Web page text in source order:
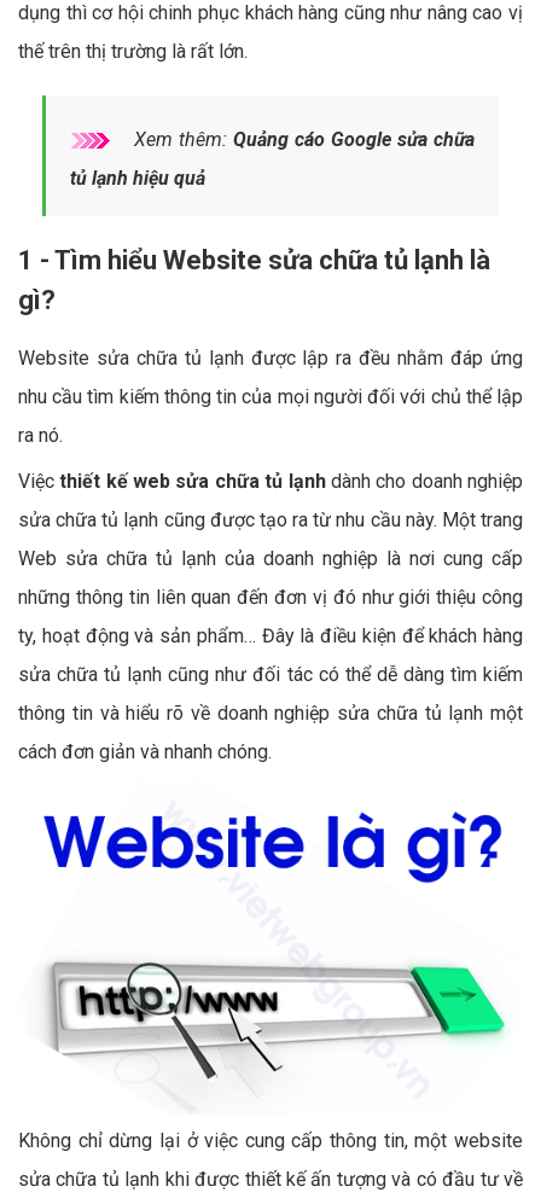
dụng thì cơ hội chinh phục khách hàng cũng như nâng cao vị
thế trên thị trường là rất lớn.
Xem thêm: Quảng cáo Google sửa chữa
tủ lạnh hiệu quả
1 - Tìm hiểu Website sửa chữa tủ lạnh là
gì?
Website sửa chữa tủ lạnh được lập ra đều nhằm đáp ứng
nhu cầu tìm kiếm thông tin của mọi người đối với chủ thể lập
ra nó.
Việcthiết kế web sửa chữa tủ lạnhdành cho doanh nghiệp
sửa chữa tủ lạnh cũng được tạo ra từ nhu cầu này. Một trang
Web sửa chữa tủ lạnh của doanh nghiệp là nơi cung cấp
những thông tin liên quan đến đơn vị đó như giới thiệu công
ty, hoạt động và sản phẩm… Đây là điều kiện để khách hàng
sửa chữa tủ lạnh cũng như đối tác có thể dễ dàng tìm kiếm
thông tin và hiểu rõ về doanh nghiệp sửa chữa tủ lạnh một
cách đơn giản và nhanh chóng.
Không chỉ dừng lại ở việc cung cấp thông tin, một website
sửa chữa tủ lạnh khi được thiết kế ấn tượng và có đầu tư về